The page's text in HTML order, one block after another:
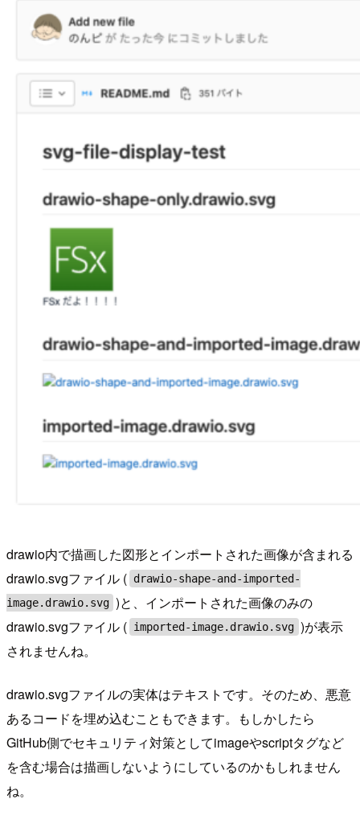
drawio内で描画した図形とインポートされた画像が含まれる
drawio.svgファイル ( drawio-shape-and-imported-
image.drawio.svg )と、インポートされた画像のみの
drawio.svgファイル ( imported-image.drawio.svg )が表示
されませんね。
drawio.svgファイルの実体はテキストです。そのため、悪意
あるコードを埋め込むこともできます。もしかしたら
GitHub側でセキュリティ対策としてimageやscriptタグなど
を含む場合は描画しないようにしているのかもしれません
ね。